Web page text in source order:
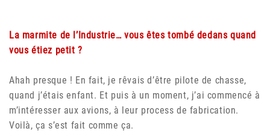
La marmite de l’Industrie… vous êtes tombé dedans quand
vous étiez petit ?
Ahah presque ! En fait, je rêvais d’être pilote de chasse,
quand j’étais enfant. Et puis à un moment, j’ai commencé à
m’intéresser aux avions, à leur process de fabrication.
Voilà, ça s’est fait comme ça.